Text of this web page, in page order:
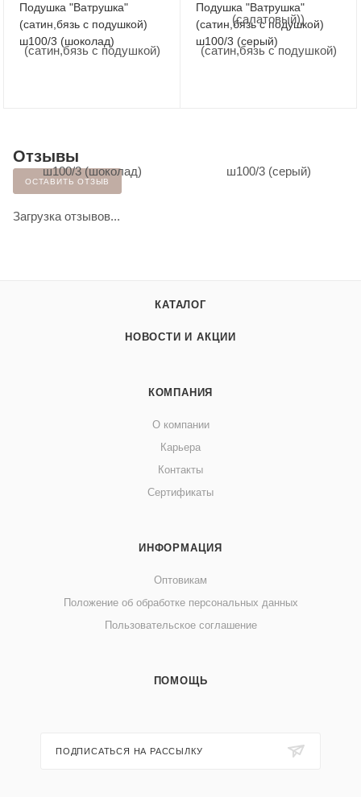
Подушка "Ватрушка"
(сатин,бязь с подушкой)
ш100/3 (шоколад)
Подушка "Ватрушка"
(сатин,бязь с подушкой)
ш100/3 (серый)
Отзывы
ОСТАВИТЬ ОТЗЫВ
Загрузка отзывов...
КАТАЛОГ
НОВОСТИ И АКЦИИ
КОМПАНИЯ
О компании
Карьера
Контакты
Сертификаты
ИНФОРМАЦИЯ
Оптовикам
Положение об обработке персональных данных
Пользовательское соглашение
ПОМОЩЬ
ПОДПИСАТЬСЯ НА РАССЫЛКУ